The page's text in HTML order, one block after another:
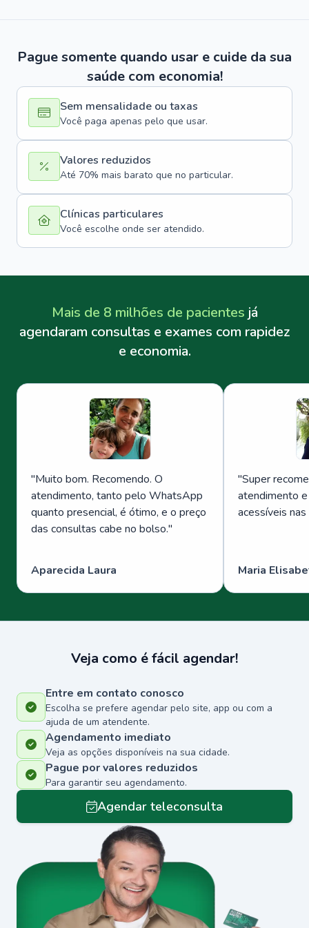
Pague somente quando usar e cuide da sua
saúde com economia!
Sem mensalidade ou taxas
Você paga apenas pelo que usar.
Valores reduzidos
Até 70% mais barato que no particular.
Clínicas particulares
Você escolhe onde ser atendido.
Mais de 8 milhões de pacientes já
agendaram consultas e exames com rapidez
e economia.
"Muito bom. Recomendo. O
atendimento, tanto pelo WhatsApp
quanto presencial, é ótimo, e o preço
das consultas cabe no bolso."
Aparecida Laura
"Super
atendimento
acessíveis
Maria
Veja como é fácil agendar!
Entre em contato conosco
Escolha se prefere agendar pelo site, app ou com a
ajuda de um atendente.
Agendamento imediato
Veja as opções disponíveis na sua cidade.
Pague por valores reduzidos
Para garantir seu agendamento.
Agendar teleconsulta